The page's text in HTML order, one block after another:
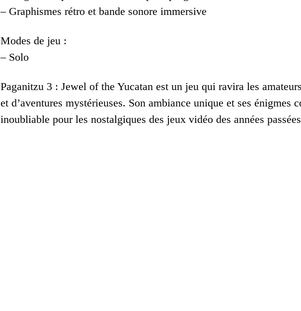
– Graphismes rétro et bande sonore immersive
Modes de jeu :
– Solo
Paganitzu 3 : Jewel of the Yucatan est un jeu qui ravira les
et d’aventures mystérieuses. Son ambiance unique et ses énigmes
inoubliable pour les nostalgiques des jeux vidéo des années